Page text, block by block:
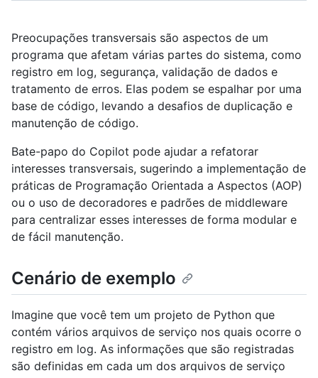
Preocupações transversais são aspectos de um
programa que afetam várias partes do sistema, como
registro em log, segurança, validação de dados e
tratamento de erros. Elas podem se espalhar por uma
base de código, levando a desafios de duplicação e
manutenção de código.
Bate-papo do Copilot pode ajudar a refatorar
interesses transversais, sugerindo a implementação de
práticas de Programação Orientada a Aspectos (AOP)
ou o uso de decoradores e padrões de middleware
para centralizar esses interesses de forma modular e
de fácil manutenção.
Cenário de exemplo
Imagine que você tem um projeto de Python que
contém vários arquivos de serviço nos quais ocorre o
registro em log. As informações que são registradas
são definidas em cada um dos arquivos de serviço